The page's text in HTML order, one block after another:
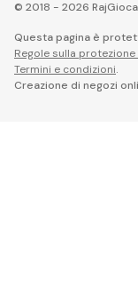
© 2018 - 2026
Questa pagina è
Regole sulla
Termini e condizioni.
Creazione di negozi